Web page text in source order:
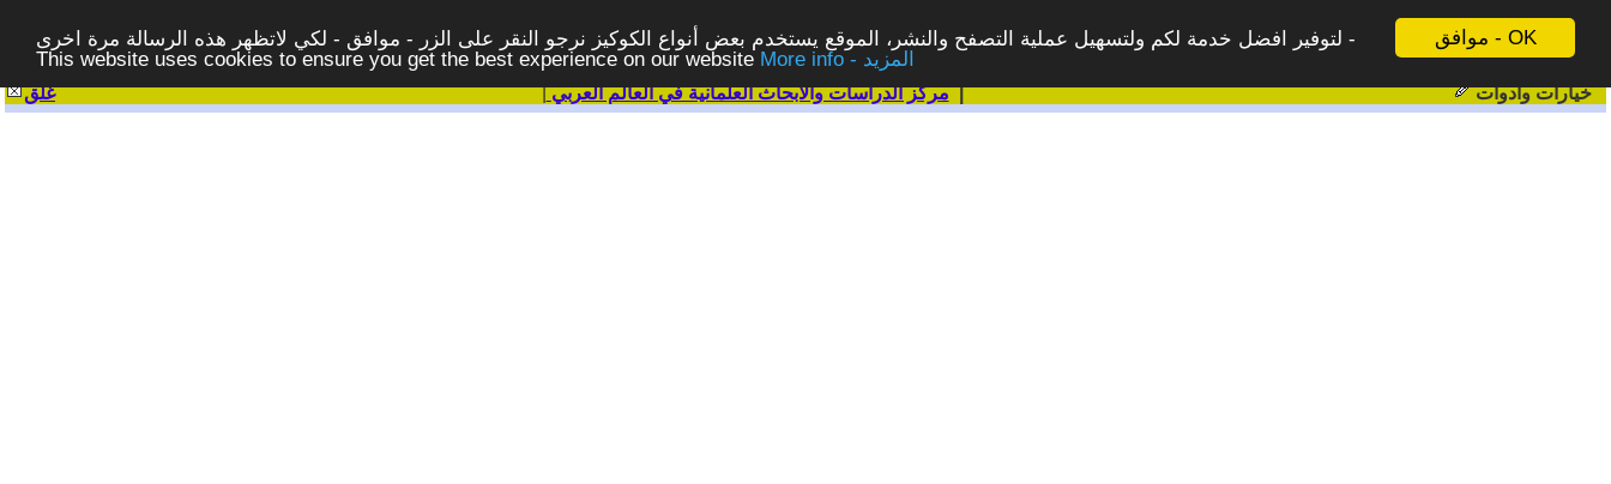
موافق - OK
لتوفير افضل خدمة لكم ولتسهيل عملية التصفح والنشر، الموقع يستخدم بعض أنواع الكوكيز نرجو النقر على الزر - موافق - لكي لاتظهر هذه الرسالة مرة اخرى -
This website uses cookies to ensure you get the best experience on our website
More info - المزيد
غلق | مركز الدراسات والابحاث العلمانية في العالم العربي| خيارات وادوات